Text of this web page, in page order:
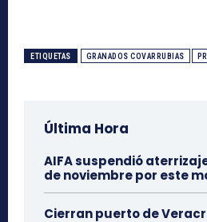
ETIQUETAS GRANADOS COVARRUBIAS
Última Hora
AIFA suspendió
de noviembre por este
Cierran puerto de